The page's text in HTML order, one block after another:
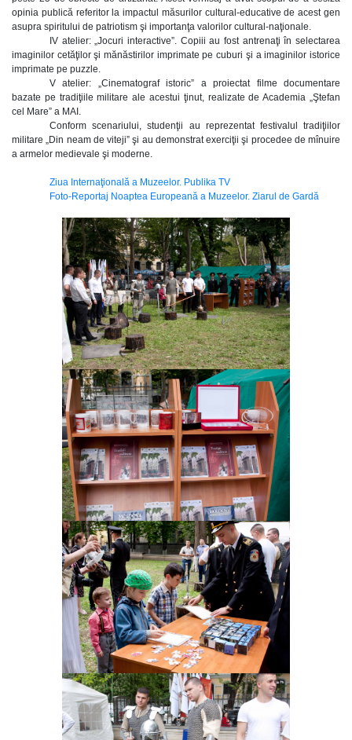
opinia publică referitor la impactul măsurilor cultural-educative de acest gen
asupra spiritului de patriotism şi importanţa valorilor cultural-naţionale.
IV atelier: „Jocuri interactive”. Copiii au fost antrenaţi în selectarea
imaginilor cetăţilor şi mănăstirilor imprimate pe cuburi şi a imaginilor istorice
imprimate pe puzzle.
V atelier: „Cinematograf istoric” a proiectat filme documentare
bazate pe tradiţiile militare ale acestui ţinut, realizate de Academia „Ştefan
cel Mare” a MAI.
Conform scenariului, studenţii au reprezentat festivalul tradiţiilor
militare „Din neam de viteji” şi au demonstrat exerciţii şi procedee de mînuire
a armelor medievale şi moderne.
Ziua Internaţională a Muzeelor. Publika TV
Foto-Reportaj Noaptea Europeană a Muzeelor. Ziarul de Gardă